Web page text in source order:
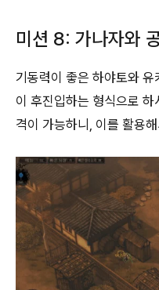
미션 8: 가나자와
기동력이 좋은 하야토와
이 후진입하는 형식으로
격이 가능하니, 이를 활용